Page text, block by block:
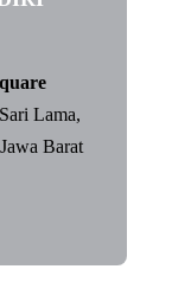
Lama,
Barat